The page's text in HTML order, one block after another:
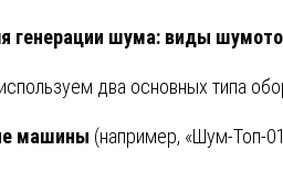
генерации шума: виды
два основных типа
машины (например, «Шум-Топ-